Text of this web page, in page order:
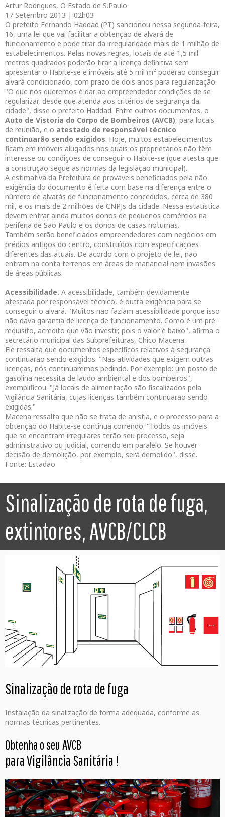
Artur Rodrigues, O Estado de S.Paulo
17 Setembro 2013 | 02h03
O prefeito Fernando Haddad (PT) sancionou nessa segunda-feira,
16, uma lei que vai facilitar a obtenção de alvará de
funcionamento e pode tirar da irregularidade mais de 1 milhão de
estabelecimentos. Pelas novas regras, locais de até 1,5 mil
metros quadrados poderão tirar a licença definitiva sem
apresentar o Habite-se e imóveis até 5 mil m² poderão conseguir
alvará condicionado, com prazo de dois anos para regularização.
"O que nós queremos é dar ao empreendedor condições de se
regularizar, desde que atenda aos critérios de segurança da
cidade", disse o prefeito Haddad. Entre outros documentos, o
Auto de Vistoria do Corpo de Bombeiros (AVCB), para locais
de reunião, e o atestado de responsável técnico
continuarão sendo exigidos. Hoje, muitos estabelecimentos
ficam em imóveis alugados nos quais os proprietários não têm
interesse ou condições de conseguir o Habite-se (que atesta que
a construção segue as normas da legislação municipal).
A estimativa da Prefeitura de prováveis beneficiados pela não
exigência do documento é feita com base na diferença entre o
número de alvarás de funcionamento concedidos, cerca de 380
mil, e os mais de 2 milhões de CNPJs da cidade. Nessa estatística
devem entrar ainda muitos donos de pequenos comércios na
periferia de São Paulo e os donos de casas noturnas.
Também serão beneficiados empreendedores com negócios em
prédios antigos do centro, construídos com especificações
diferentes das atuais. De acordo com o projeto de lei, não
entram na conta terrenos em áreas de manancial nem invasões
de áreas públicas.
Acessibilidade. A acessibilidade, também devidamente
atestada por responsável técnico, é outra exigência para se
conseguir o alvará. "Muitos não faziam acessibilidade porque isso
não dava garantia de licença de funcionamento. Como é um pré-
requisito, acredito que vão investir, pois o valor é baixo", afirma o
secretário municipal das Subprefeituras, Chico Macena.
Ele ressalta que documentos específicos relativos à segurança
continuarão sendo exigidos. "Nas atividades que exigem outras
licenças, nós continuaremos pedindo. Por exemplo: um posto de
gasolina necessita de laudo ambiental e dos bombeiros",
exemplificou. "Já locais de alimentação são fiscalizados pela
Vigilância Sanitária, cujas licenças também continuarão sendo
exigidas."
Macena ressalta que não se trata de anistia, e o processo para a
obtenção do Habite-se continua correndo. "Todos os imóveis
que se encontram irregulares terão seu processo, seja
administrativo ou judicial, correndo em paralelo. Se houver
decisão de demolição, por exemplo, será demolido", disse.
Fonte: Estadão
Sinalização de rota de fuga,
extintores, AVCB/CLCB
Sinalização de rota de fuga
Instalação da sinalização de forma adequada, conforme as
normas técnicas pertinentes.
Obtenha o seu AVCB
para Vigilância Sanitária !